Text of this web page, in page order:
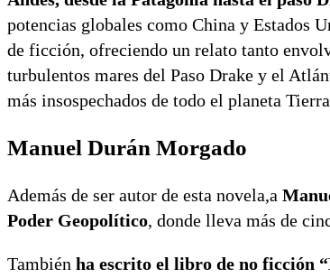
potencias globales como China y Estados
de ficción, ofreciendo un relato tanto
turbulentos mares del Paso Drake y el
más insospechados de todo el planeta
Manuel Durán Morgado
Además de ser autor de esta novela,a
Poder Geopolítico, donde lleva más de
También ha escrito el libro de no ficción